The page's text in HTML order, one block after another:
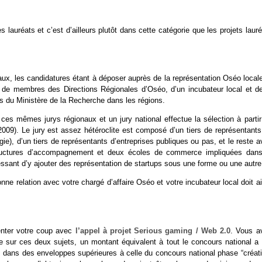
et c’est d’ailleurs plutôt dans cette catégorie que les projets
les candidatures étant à déposer auprès de la représentation Oséo
membres des Directions Régionales d’Oséo, d’un incubateur local et
du Ministère de la Recherche dans les régions.
mêmes jurys régionaux et un jury national effectue la sélection à
Le jury est assez hétéroclite est composé d’un tiers de
d’un tiers de représentants d’entreprises publiques ou pas, et le reste
d’accompagnement et deux écoles de commerce impliquées
d’y ajouter des représentation de startups sous une forme ou une
relation avec votre chargé d’affaire Oséo et votre incubateur local doit
votre coup avec l’appel à projet Serious gaming / Web 2.0 . Vous
sur ces deux sujets, un montant équivalent à tout le concours national a
des enveloppes supérieures à celle du concours national phase